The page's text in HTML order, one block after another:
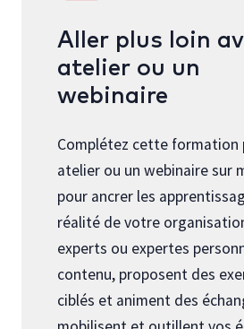
Aller plus loin
atelier ou un
webinaire
Complétez cette formation
atelier ou un webinaire sur
pour ancrer les
réalité de votre
experts ou expertes
contenu, proposent des
ciblés et animent des